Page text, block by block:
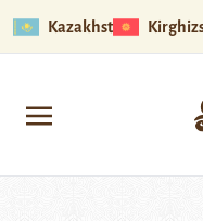
Kazakhstan